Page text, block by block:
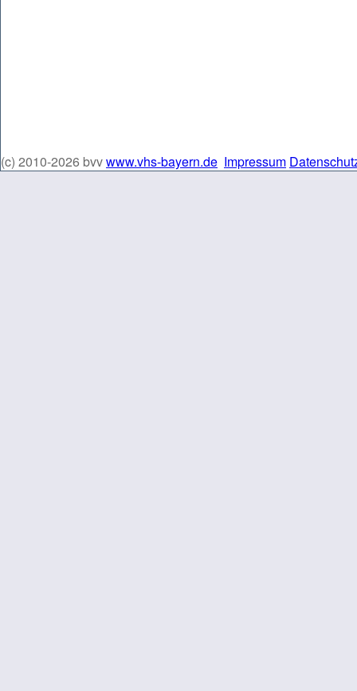
(c) 2010-2026 bvvwww.vhs-bayern.de Impressum